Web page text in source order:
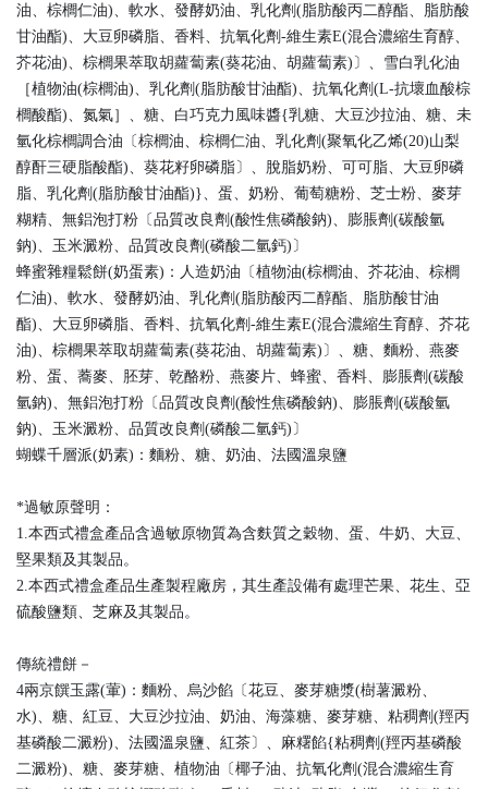
油、棕櫚仁油)、軟水、發酵奶油、乳化劑(脂肪酸丙二醇酯、脂肪酸
甘油酯)、大豆卵磷脂、香料、抗氧化劑-維生素E(混合濃縮生育醇、
芥花油)、棕櫚果萃取胡蘿蔔素(葵花油、胡蘿蔔素)〕、雪白乳化油
［植物油(棕櫚油)、乳化劑(脂肪酸甘油酯)、抗氧化劑(L-抗壞血酸棕
櫚酸酯)、氮氣］、糖、白巧克力風味醬{乳糖、大豆沙拉油、糖、未
氫化棕櫚調合油〔棕櫚油、棕櫚仁油、乳化劑(聚氧化乙烯(20)山梨
醇酐三硬脂酸酯)、葵花籽卵磷脂〕、脫脂奶粉、可可脂、大豆卵磷
脂、乳化劑(脂肪酸甘油酯)}、蛋、奶粉、葡萄糖粉、芝士粉、麥芽
糊精、無鋁泡打粉〔品質改良劑(酸性焦磷酸鈉)、膨脹劑(碳酸氫
鈉)、玉米澱粉、品質改良劑(磷酸二氫鈣)〕
蜂蜜雜糧鬆餅(奶蛋素)：人造奶油〔植物油(棕櫚油、芥花油、棕櫚
仁油)、軟水、發酵奶油、乳化劑(脂肪酸丙二醇酯、脂肪酸甘油
酯)、大豆卵磷脂、香料、抗氧化劑-維生素E(混合濃縮生育醇、芥花
油)、棕櫚果萃取胡蘿蔔素(葵花油、胡蘿蔔素)〕、糖、麵粉、燕麥
粉、蛋、蕎麥、胚芽、乾酪粉、燕麥片、蜂蜜、香料、膨脹劑(碳酸
氫鈉)、無鋁泡打粉〔品質改良劑(酸性焦磷酸鈉)、膨脹劑(碳酸氫
鈉)、玉米澱粉、品質改良劑(磷酸二氫鈣)〕
蝴蝶千層派(奶素)：麵粉、糖、奶油、法國溫泉鹽
*過敏原聲明：
1.本西式禮盒產品含過敏原物質為含麩質之穀物、蛋、牛奶、大豆、
堅果類及其製品。
2.本西式禮盒產品生產製程廠房，其生產設備有處理芒果、花生、亞
硫酸鹽類、芝麻及其製品。
傳統禮餅－
4兩京饌玉露(葷)：麵粉、烏沙餡〔花豆、麥芽糖漿(樹薯澱粉、
水)、糖、紅豆、大豆沙拉油、奶油、海藻糖、麥芽糖、粘稠劑(羥丙
基磷酸二澱粉)、法國溫泉鹽、紅茶〕、麻糬餡{粘稠劑(羥丙基磷酸
二澱粉)、糖、麥芽糖、植物油〔椰子油、抗氧化劑(混合濃縮生育